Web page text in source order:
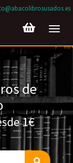
de
1€